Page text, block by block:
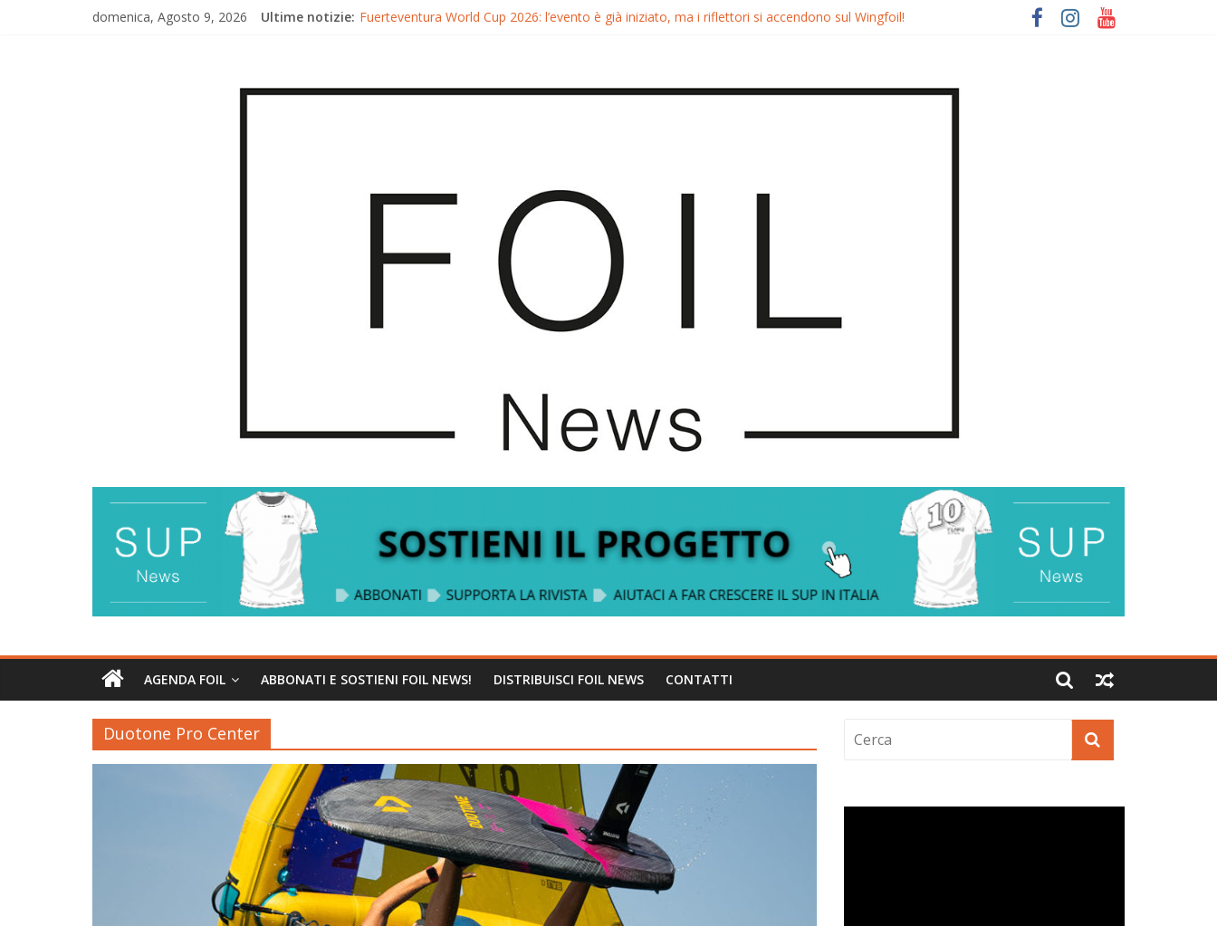
domenica, Agosto 9, 2026 Ultime notizie: Fuerteventura World Cup 2026: l’evento è già iniziato, ma i riflettori si accendono sul Wingfoil!
Gran Canaria GWA Wingfoil World Cup 2026: Spettacolo e adrenalina a Pozo Izquierdo
AGENDA FOIL ABBONATI E SOSTIENI FOIL NEWS! DISTRIBUISCI FOIL NEWS CONTATTI
Duotone Pro Center